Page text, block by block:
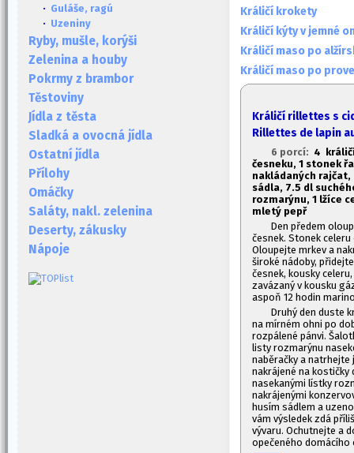
· Guláše, ragú
· Uzeniny
Ryby, mušle, korýši
Zelenina a houby
Pokrmy z brambor
Těstoviny
Jídla z těsta
Sladká a ovocná jídla
Ostatní jídla
Přílohy
Omáčky
Saláty, nakl. zelenina
Deserty, zákusky
Nápoje
Králičí krokety
Králičí kýty v jemné
Králičí maso po
Králičí maso po
Králičí rillettes s
Rillettes de lapin
6 porcí: 4
česneku, 1 stonek
nakládaných
sádla, 7.5 dl
rozmarýnu, 1 lžíce
mletý pepř
Den předem
česnek. Stonek
Oloupejte mrkev a
široké nádoby,
česnek, kousky
zavázaný v kousku
aspoň 12 hodin
Druhý den duste
na mírném ohni po
rozpálené pánvi.
listy rozmarýnu
naběračky a natrhejte
nakrájené na
nasekanými lístky
nakrájenými
husím sádlem a
vám výsledek zdá
vývaru. Ochutnejte a
opečeného domácího